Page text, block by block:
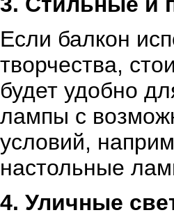
Если балкон
творчества,
будет удобно
лампы с
условий,
настольные
4. Уличные